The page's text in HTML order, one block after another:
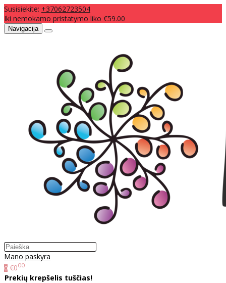
Susisiekite: +37062723504
Iki nemokamo pristatymo liko €59.00
Navigacija
Mano paskyra
0 €000
Prekių krepšelis tuščias!